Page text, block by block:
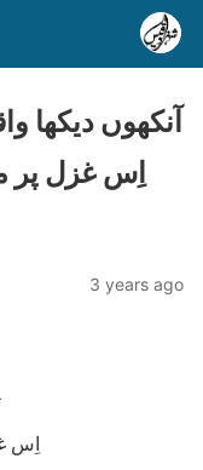
اِس غزل پر
3 years ago
اِس